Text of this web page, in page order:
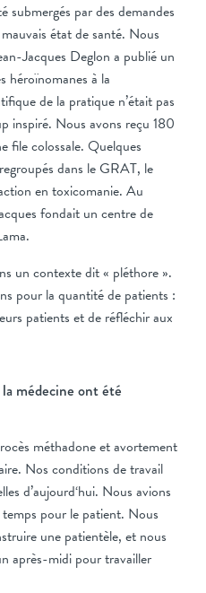
submergés par des demandes
état de santé. Nous
Jacques Deglon a publié un
héroïnomanes à la
de la pratique n’était pas
inspiré. Nous avons reçu 180
file colossale. Quelques
dans le GRAT, le
en toxicomanie. Au
fondait un centre de
un contexte dit « pléthore ».
pour la quantité de patients :
patients et de réfléchir aux
la médecine ont été
méthadone et avortement
Nos conditions de travail
d’aujourd‘hui. Nous avions
pour le patient. Nous
une patientèle, et nous
après-midi pour travailler